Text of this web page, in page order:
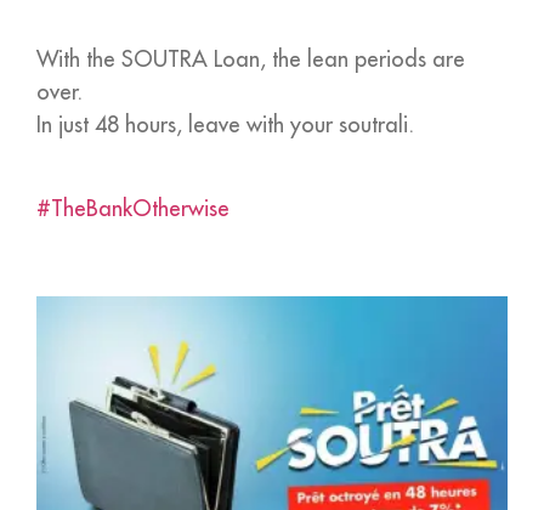
With the SOUTRA Loan, the lean periods are
over.
In just 48 hours, leave with your soutrali.
#TheBankOtherwise